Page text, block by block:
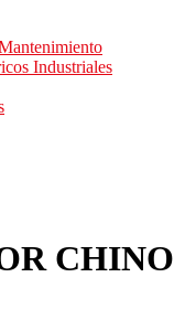
Industriales
CHINO